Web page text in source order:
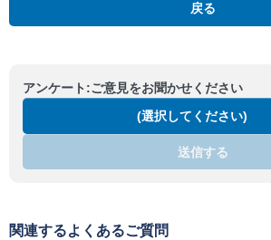
戻る
アンケート:ご意見をお聞かせください
(選択してください)
送信する
関連するよくあるご質問